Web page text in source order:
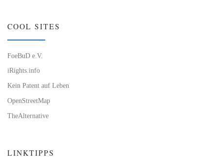
COOL SITES
FoeBuD e.V.
iRights.info
Kein Patent auf Leben
OpenStreetMap
TheAlternative
LINKTIPPS